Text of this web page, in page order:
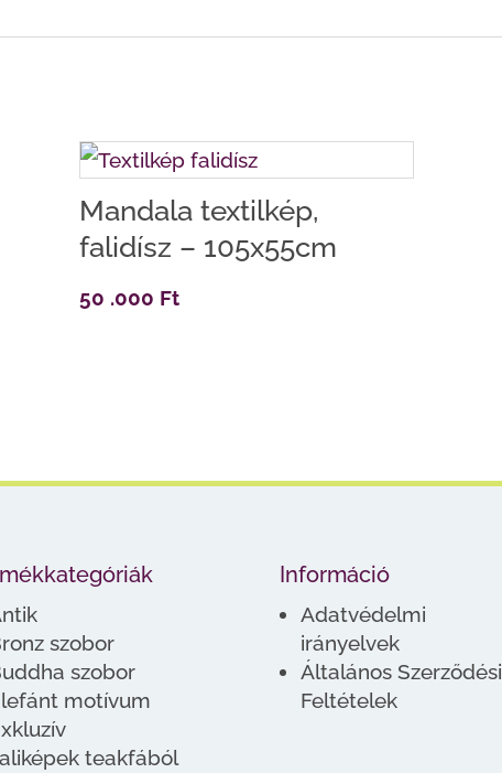
Mandala textilkép,
falidísz – 105x55cm
50 .000 Ft
szobor
szobor
motívum
teakfából
Információ
Adatvédelmi
irányelvek
Általános Szerződési
Feltételek